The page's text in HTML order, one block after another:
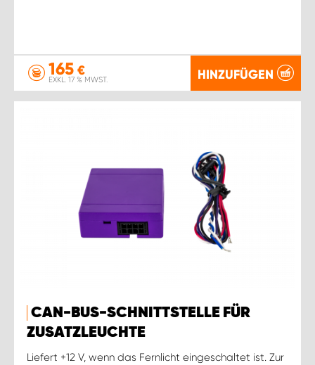
165 €
EXKL. 17 % MWST. HINZUFÜGEN
CAN-BUS-SCHNITTSTELLE FÜR
ZUSATZLEUCHTE
Liefert +12 V, wenn das Fernlicht eingeschaltet ist. Zur